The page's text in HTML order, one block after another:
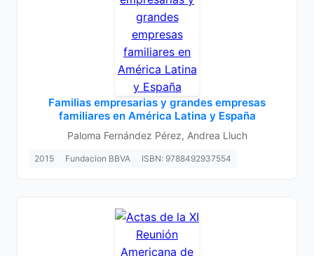
Familias empresarias y grandes empresas
familiares en América Latina y España
Paloma Fernández Pérez, Andrea Lluch
2015 Fundacion BBVA ISBN: 9788492937554